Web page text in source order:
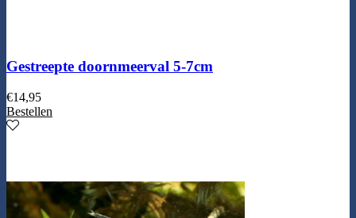
Gestreepte doornmeerval 5-7cm
€14,95
Bestellen